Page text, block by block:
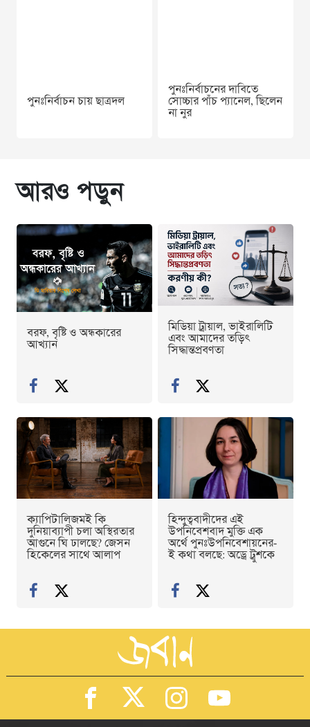
পুনঃনির্বাচন চায় ছাত্রদল
পুনঃনির্বাচনের দাবিতে
সোচ্চার পাঁচ প্যানেল, ছিলেন
না নুর
আরও পড়ুন
বরফ, বৃষ্টি ও অন্ধকারের
আখ্যান
মিডিয়া ট্রায়াল, ভাইরালিটি
এবং আমাদের তড়িৎ
সিদ্ধান্তপ্রবণতা
ক্যাপিটালিজমই কি
দুনিয়াব্যাপী চলা অস্থিরতার
আগুনে ঘি ঢালছে? জেসন
হিকেলের সাথে আলাপ
হিন্দুত্ববাদীদের এই
উপনিবেশবাদ মুক্তি এক
অর্থে পুনঃউপনিবেশায়নের-
ই কথা বলছে: অড্রে ট্রুশকে